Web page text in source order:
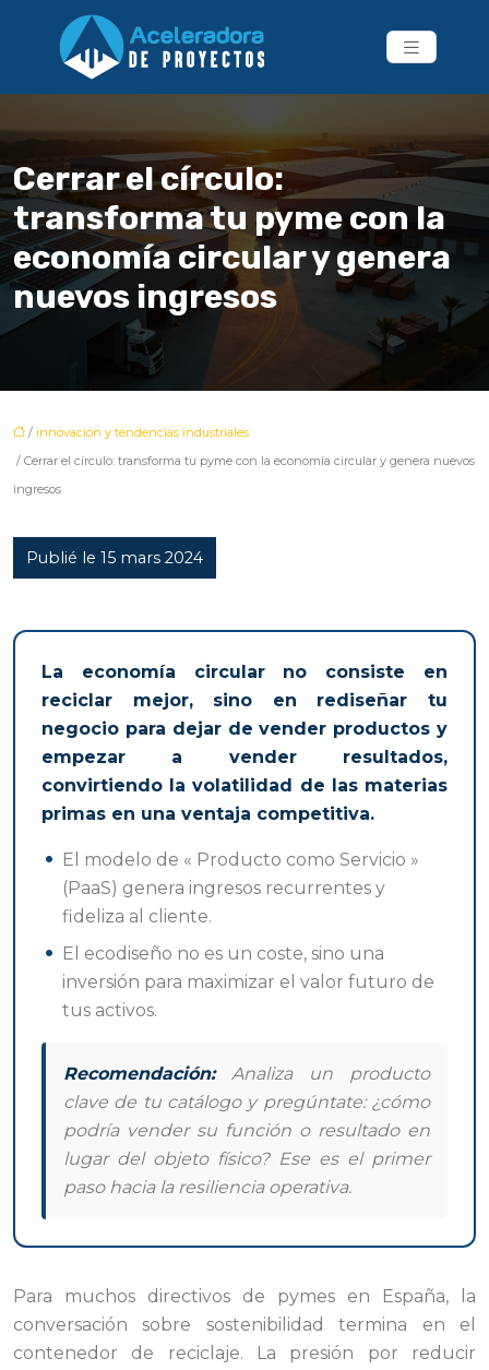
Cerrar el círculo:
transforma tu pyme con la
economía circular y genera
nuevos ingresos
/ innovación y tendencias industriales.
/ Cerrar el círculo: transforma tu pyme con la economía circular y genera nuevos
ingresos
Publié le 15 mars 2024
La economía circular no consiste en
reciclar mejor, sino en rediseñar tu
negocio para dejar de vender productos y
empezar a vender resultados,
convirtiendo la volatilidad de las materias
primas en una ventaja competitiva.
El modelo de « Producto como Servicio »
(PaaS) genera ingresos recurrentes y
fideliza al cliente.
El ecodiseño no es un coste, sino una
inversión para maximizar el valor futuro de
tus activos.
Recomendación:Analiza un producto
clave de tu catálogo y pregúntate: ¿cómo
podría vender su función o resultado en
lugar del objeto físico? Ese es el primer
paso hacia la resiliencia operativa.
Para muchos directivos de pymes en España, la
conversación sobre sostenibilidad termina en el
contenedor de reciclaje. La presión por reducir